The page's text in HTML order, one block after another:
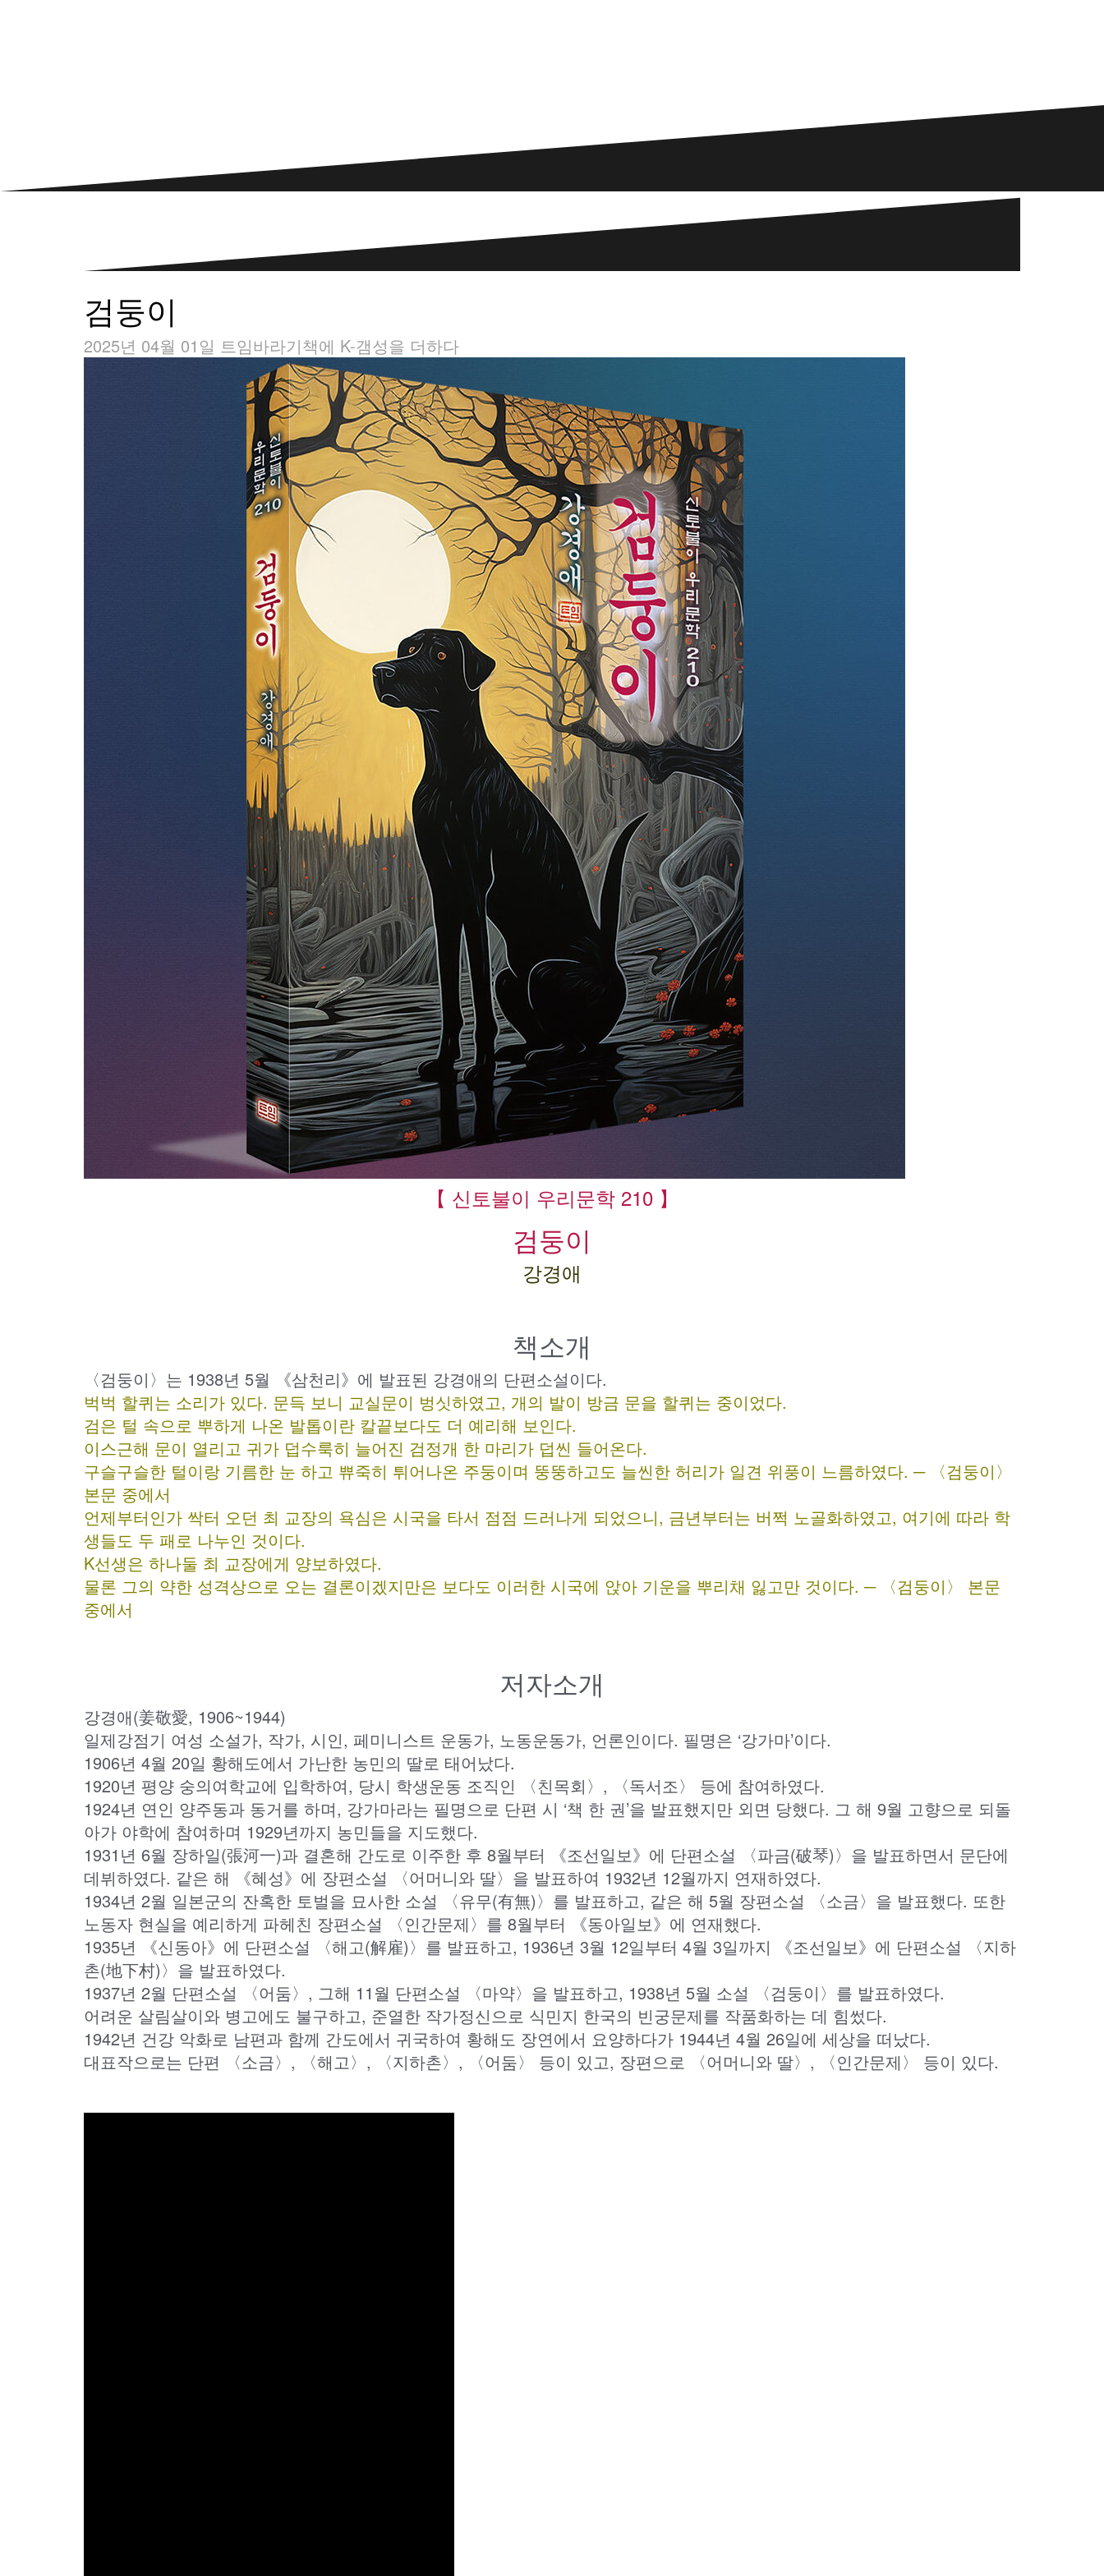
검둥이
2025년 04월 01일 트임바라기책에 K-갬성을 더하다
【 신토불이 우리문학 210 】
검둥이
강경애
책소개
〈검둥이〉는 1938년 5월 《삼천리》에 발표된 강경애의 단편소설이다.
벅벅 할퀴는 소리가 있다. 문득 보니 교실문이 벙싯하였고, 개의 발이 방금 문을 할퀴는 중이었다.
검은 털 속으로 뿌하게 나온 발톱이란 칼끝보다도 더 예리해 보인다.
이스근해 문이 열리고 귀가 덥수룩히 늘어진 검정개 한 마리가 덥씬 들어온다.
구슬구슬한 털이랑 기름한 눈 하고 쀼죽히 튀어나온 주둥이며 뚱뚱하고도 늘씬한 허리가 일견 위풍이 느름하였다. ─ 〈검둥이〉
본문 중에서
언제부터인가 싹터 오던 최 교장의 욕심은 시국을 타서 점점 드러나게 되었으니, 금년부터는 버쩍 노골화하였고, 여기에 따라 학
생들도 두 패로 나누인 것이다.
K선생은 하나둘 최 교장에게 양보하였다.
물론 그의 약한 성격상으로 오는 결론이겠지만은 보다도 이러한 시국에 앉아 기운을 뿌리채 잃고만 것이다. ─ 〈검둥이〉 본문
중에서
저자소개
강경애(姜敬愛, 1906~1944)
일제강점기 여성 소설가, 작가, 시인, 페미니스트 운동가, 노동운동가, 언론인이다. 필명은 ‘강가마’이다.
1906년 4월 20일 황해도에서 가난한 농민의 딸로 태어났다.
1920년 평양 숭의여학교에 입학하여, 당시 학생운동 조직인 〈친목회〉, 〈독서조〉 등에 참여하였다.
1924년 연인 양주동과 동거를 하며, 강가마라는 필명으로 단편 시 ‘책 한 권’을 발표했지만 외면 당했다. 그 해 9월 고향으로 되돌
아가 야학에 참여하며 1929년까지 농민들을 지도했다.
1931년 6월 장하일(張河一)과 결혼해 간도로 이주한 후 8월부터 《조선일보》에 단편소설 〈파금(破琴)〉을 발표하면서 문단에
데뷔하였다. 같은 해 《혜성》에 장편소설 〈어머니와 딸〉을 발표하여 1932년 12월까지 연재하였다.
1934년 2월 일본군의 잔혹한 토벌을 묘사한 소설 〈유무(有無)〉를 발표하고, 같은 해 5월 장편소설 〈소금〉을 발표했다. 또한
노동자 현실을 예리하게 파헤친 장편소설 〈인간문제〉를 8월부터 《동아일보》에 연재했다.
1935년 《신동아》에 단편소설 〈해고(解雇)〉를 발표하고, 1936년 3월 12일부터 4월 3일까지 《조선일보》에 단편소설 〈지하
촌(地下村)〉을 발표하였다.
1937년 2월 단편소설 〈어둠〉, 그해 11월 단편소설 〈마약〉을 발표하고, 1938년 5월 소설 〈검둥이〉를 발표하였다.
어려운 살림살이와 병고에도 불구하고, 준열한 작가정신으로 식민지 한국의 빈궁문제를 작품화하는 데 힘썼다.
1942년 건강 악화로 남편과 함께 간도에서 귀국하여 황해도 장연에서 요양하다가 1944년 4월 26일에 세상을 떠났다.
대표작으로는 단편 〈소금〉, 〈해고〉, 〈지하촌〉, 〈어둠〉 등이 있고, 장편으로 〈어머니와 딸〉, 〈인간문제〉 등이 있다.